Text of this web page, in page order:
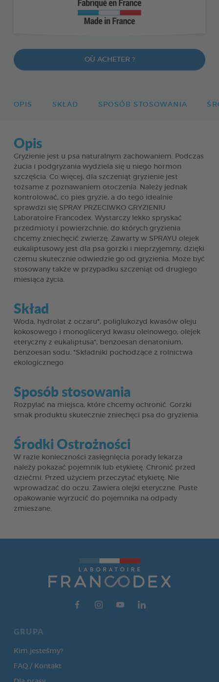
OÙ ACHETER ?
OPIS SKŁAD SPOSÓB STOSOWANIA
Opis
Gryzienie jest u psa naturalnym zachowaniem. Podczas
żucia i podgryzania wydziela się u niego hormon
szczęścia. Co więcej, dla szczeniąt gryzienie jest
tożsame z poznawaniem otoczenia. Należy jednak
kontrolować, co pies gryzie, a do tego idealnie
sprawdzi się SPRAY PRZECIWKO GRYZIENIU
Laboratoire Francodex. Wystarczy lekko spryskać
przedmioty i powierzchnie, do których gryzienia
chcemy zniechęcić zwierzę. Zawarty w SPRAYU olejek
eukaliptusowy jest dla psa gorzki i nieprzyjemny, dzięki
czemu skutecznie odwiedzie go od gryzienia. Może być
stosowany także w przypadku szczeniąt od drugiego
miesiąca życia.
Skład
Woda, hydrolat z oczaru*, poliglukozyd kwasów oleju
kokosowego i monogliceryd kwasu oleinowego, olejek
eteryczny z eukaliptusa*, benzoesan denatonium,
benzoesan sodu. *Składniki pochodzące z rolnictwa
ekologicznego
Sposób stosowania
Rozpylać na miejsca, które chcemy ochronić. Gorzki
smak produktu skutecznie zniechęci psa do gryzienia.
Środki Ostrożności
W razie konieczności zasięgnięcia porady lekarza
należy pokazać pojemnik lub etykietę. Chronić przed
dziećmi. Przed użyciem przeczytać etykietę. Nie
wprowadzać do oczu. Zawiera olejki eteryczne. Puste
opakowanie wyrzucić do pojemnika na odpady
zmieszane.
GRUPA
Kim jesteśmy?
FAQ / Kontakt